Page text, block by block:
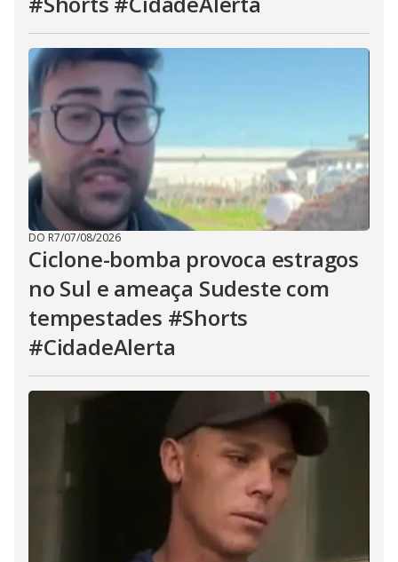
DO R7/07/08/2026
Ciclone-bomba provoca estragos
no Sul e ameaça Sudeste com
tempestades #Shorts
#CidadeAlerta